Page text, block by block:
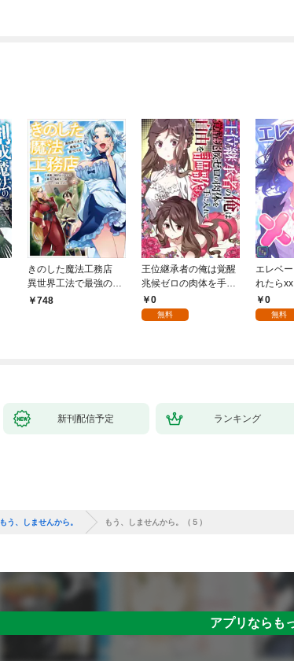
きのした魔法工務店
異世界工法で最強の家
づくりを（コミック）
748
王位継承者の俺は覚醒
兆候ゼロの肉体を手に
入れて自由を謳歌す
る。1
0
無料
エレベ
れたら
年齢版】
0
無料
新刊配信予定 ランキング
もう、しませんから。 もう、しませんから。（５）
アプリならも